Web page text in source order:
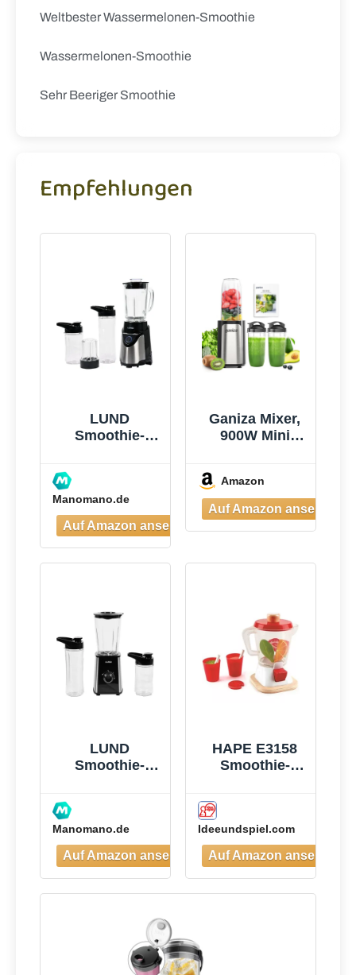
Weltbester Wassermelonen-Smoothie
Wassermelonen-Smoothie
Sehr Beeriger Smoothie
Empfehlungen
LUND
Smoothie-
Manomano.de
Ganiza Mixer,
900W Mini
Standmixer mit
3 Tragbare
Mixbechern(2×
500ml &
Vierklingenklin
Frei, Leicht zu
Reinigen,
Blender
elektrisch für
Shake,
Amazon
LUND
Smoothie-
Manomano.de
HAPE E3158
Smoothie-
Ideeundspiel.com